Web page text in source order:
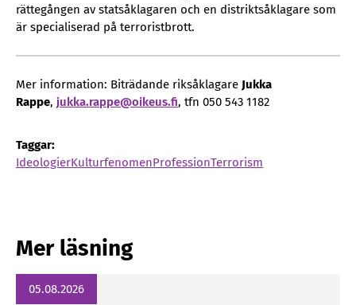
rättegången av statsåklagaren och en distriktsåklagare som
är specialiserad på terroristbrott.
Mer information: Biträdande riksåklagare Jukka
Rappe, jukka­­.rappe­­@oikeus­­.fi, tfn 050 543 1182
Taggar:
IdeologierKulturfenomenProfessionTerrorism
Mer läsning
05.08.2026